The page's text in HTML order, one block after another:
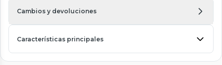
Cambios y devoluciones
Características principales